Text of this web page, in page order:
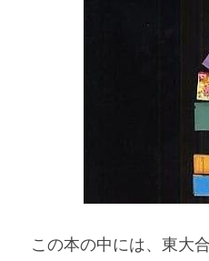
この本の中には、東大